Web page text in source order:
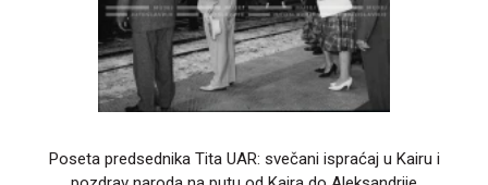
Poseta predsednika Tita UAR: svečani ispraćaj u Kairu i